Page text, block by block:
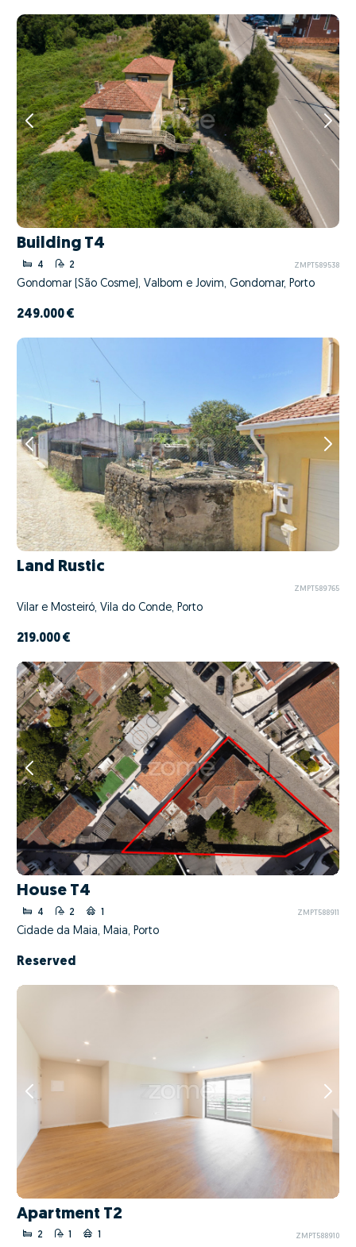
Building T4
4 2 ZMPT589538
Gondomar (São Cosme), Valbom e Jovim, Gondomar, Porto
249.000 €
Land Rustic
ZMPT589765
Vilar e Mosteiró, Vila do Conde, Porto
219.000 €
House T4
4 2 1 ZMPT588911
Cidade da Maia, Maia, Porto
Reserved
Apartment T2
2 1 1 ZMPT588910